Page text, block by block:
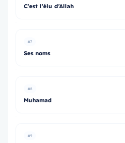
C’est l’élu d’Allah
#7
Ses noms
#8
Muhamad
#9